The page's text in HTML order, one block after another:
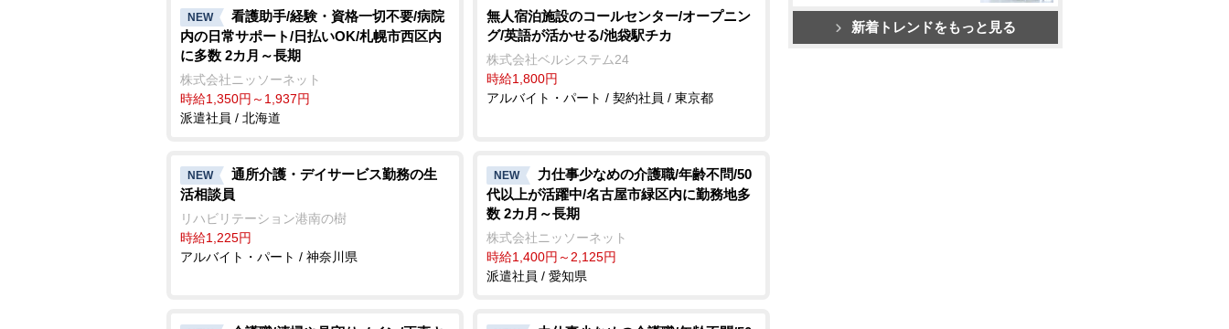
t
e
NEW
看護助手/経験・資格一切不要/病院
内の日常サポート/日払いOK/札幌市西区内
に多数 2カ月～長期
株式会社ニッソーネット
時給1,350円～1,937円
派遣社員 / 北海道
無人宿泊施設のコールセンター/オープニン
グ/英語が活かせる/池袋駅チカ
株式会社ベルシステム24
時給1,800円
アルバイト・パート / 契約社員 / 東京都
NEW
通所介護・デイサービス勤務の生
活相談員
リハビリテーション港南の樹
時給1,225円
アルバイト・パート / 神奈川県
NEW
力仕事少なめの介護職/年齢不問/50
代以上が活躍中/名古屋市緑区内に勤務地多
数 2カ月～長期
株式会社ニッソーネット
時給1,400円～2,125円
派遣社員 / 愛知県
新着トレンドをもっと見る